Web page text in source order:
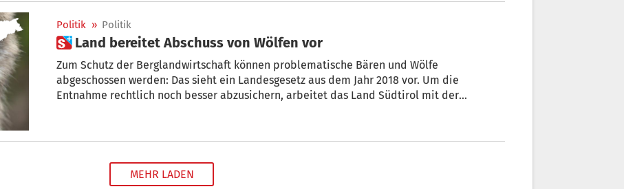
Politik » Politik
 Land bereitet Abschuss von Wölfen vor
Zum Schutz der Berglandwirtschaft können problematische Bären und Wölfe
abgeschossen werden: Das sieht ein Landesgesetz aus dem Jahr 2018 vor. Um die
Entnahme rechtlich noch besser abzusichern, arbeitet das Land Südtirol mit der
MEHR LADEN